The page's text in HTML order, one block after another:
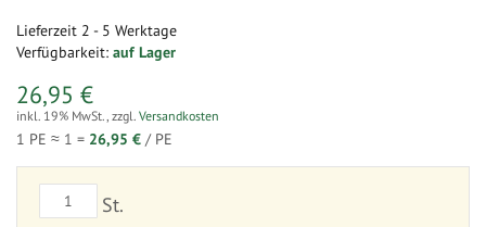
Lieferzeit 2 - 5 Werktage
Verfügbarkeit: auf Lager
26,95 €
inkl. 19% MwSt., zzgl. Versandkosten
1 PE ≈ 1 = 26,95 € / PE
St.